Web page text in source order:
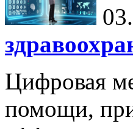
Цифровая
помощи,